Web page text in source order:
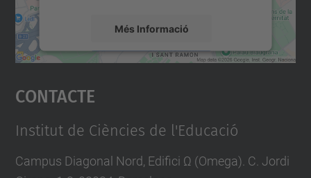
Més Informació
Accepta
powered by
Contacte
Institut de Ciències de l'Educació
Campus Diagonal Nord, Edifici Ω (Omega). C. Jordi